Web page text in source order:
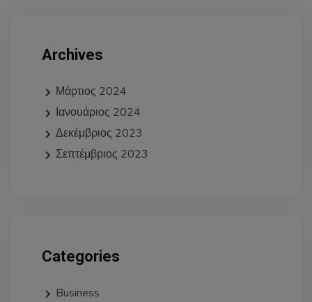
Archives
Μάρτιος 2024
Ιανουάριος 2024
Δεκέμβριος 2023
Σεπτέμβριος 2023
Categories
Business